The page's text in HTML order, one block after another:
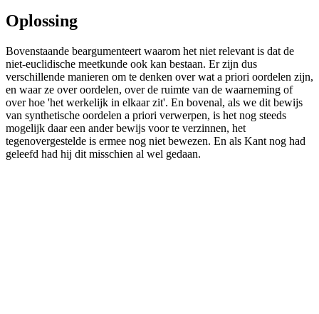
Oplossing
Bovenstaande beargumenteert waarom het niet relevant is dat de
niet-euclidische meetkunde ook kan bestaan. Er zijn dus
verschillende manieren om te denken over wat a priori oordelen zijn,
en waar ze over oordelen, over de ruimte van de waarneming of
over hoe 'het werkelijk in elkaar zit'. En bovenal, als we dit bewijs
van synthetische oordelen a priori verwerpen, is het nog steeds
mogelijk daar een ander bewijs voor te verzinnen, het
tegenovergestelde is ermee nog niet bewezen. En als Kant nog had
geleefd had hij dit misschien al wel gedaan.